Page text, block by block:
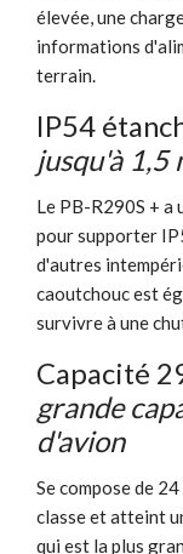
élevée, une
informations
terrain.
IP54
jusqu'à 1,5
Le PB-R290S +
pour supporter
d'autres
caoutchouc est
survivre à une
Capacité
grande
d'avion
Se compose de
classe et atteint
qui est la plus